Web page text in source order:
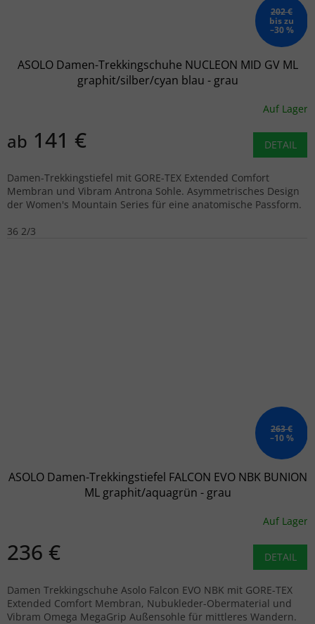
202 €
bis zu
–30 %
ASOLO Damen-Trekkingschuhe NUCLEON MID GV ML
graphit/silber/cyan blau - grau
Auf Lager
ab 141 € DETAIL
Damen-Trekkingstiefel mit GORE-TEX Extended Comfort
Membran und Vibram Antrona Sohle. Asymmetrisches Design
der Women's Mountain Series für eine anatomische Passform.
36 2/3
263 €
–10 %
ASOLO Damen-Trekkingstiefel FALCON EVO NBK BUNION
ML graphit/aquagrün - grau
Auf Lager
236 € DETAIL
Damen Trekkingschuhe Asolo Falcon EVO NBK mit GORE-TEX
Extended Comfort Membran, Nubukleder-Obermaterial und
Vibram Omega MegaGrip Außensohle für mittleres Wandern.